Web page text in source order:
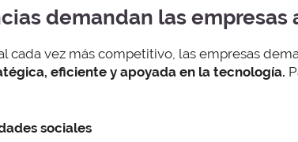
demandan las empresas
cada vez más competitivo, las empresas
eficiente y apoyada en la tecnología.
sociales